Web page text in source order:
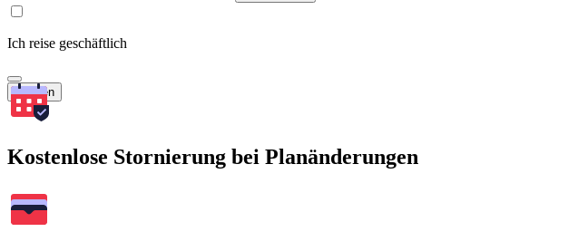
Ich reise geschäftlich
Suchen
Kostenlose Stornierung bei Planänderungen